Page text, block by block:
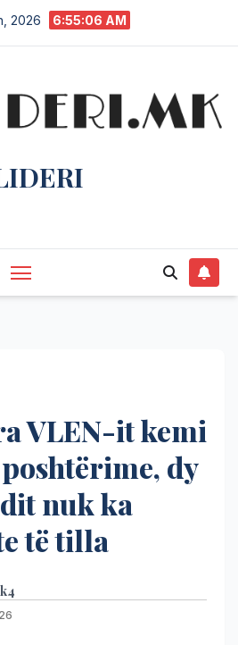
2026 6:55:06 AM
VLEN-it kemi
dy
nuk ka
të tilla